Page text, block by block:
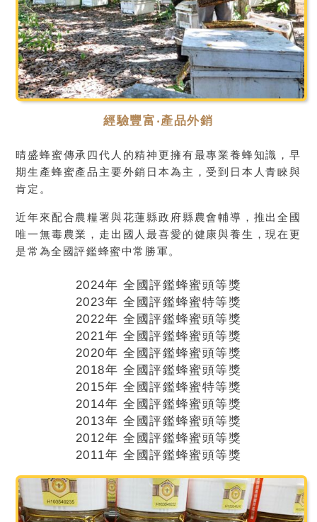
經驗豐富‧產品外銷
晴盛蜂蜜傳承四代人的精神更擁有最專業養蜂知識，早
期生產蜂蜜產品主要外銷日本為主，受到日本人青睞與
肯定。
近年來配合農糧署與花蓮縣政府縣農會輔導，推出全國
唯一無毒農業，走出國人最喜愛的健康與養生，現在更
是常為全國評鑑蜂蜜中常勝軍。
2024年 全國評鑑蜂蜜頭等獎
2023年 全國評鑑蜂蜜特等獎
2022年 全國評鑑蜂蜜頭等獎
2021年 全國評鑑蜂蜜頭等獎
2020年 全國評鑑蜂蜜頭等獎
2018年 全國評鑑蜂蜜頭等獎
2015年 全國評鑑蜂蜜特等獎
2014年 全國評鑑蜂蜜頭等獎
2013年 全國評鑑蜂蜜頭等獎
2012年 全國評鑑蜂蜜頭等獎
2011年 全國評鑑蜂蜜頭等獎